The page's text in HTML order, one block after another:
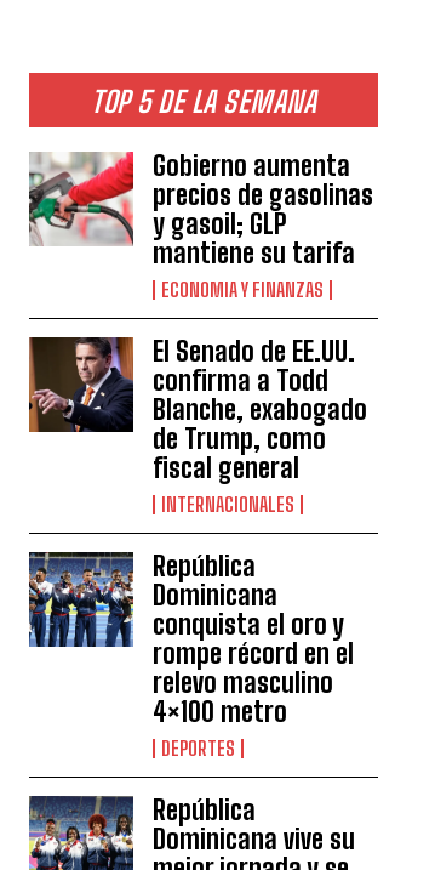
TOP 5 DE LA SEMANA
Gobierno aumenta
precios de gasolinas
y gasoil; GLP
mantiene su tarifa
ECONOMIA Y FINANZAS
El Senado de EE.UU.
confirma a Todd
Blanche, exabogado
de Trump, como
fiscal general
INTERNACIONALES
República
Dominicana
conquista el oro y
rompe récord en el
relevo masculino
4×100 metro
DEPORTES
República
Dominicana vive su